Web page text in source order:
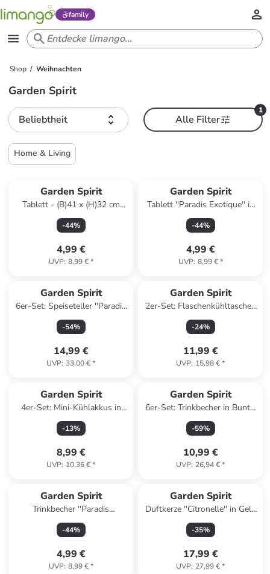
family
Shop Weihnachten
Garden Spirit
Beliebtheit
1
Alle Filter
Home & Living
Garden Spirit
Tablett - (B)41 x (H)32 cm
(Überraschungsprodukt)
-44%
4,99 €
UVP: 8,99 €*
Garden Spirit
Tablett ''Paradis Exotique'' in
Bunt - (L)41 x (B)32 cm
-44%
4,99 €
UVP: 8,99 €*
Garden Spirit
6er-Set: Speiseteller ''Paradis
Exotique'' in Bunt - Ø 26 cm
-54%
14,99 €
UVP: 33,00 €*
Garden Spirit
2er-Set: Flaschenkühltaschen
- (H)36 cm
(Überraschungsprodukt)
-24%
11,99 €
UVP: 15,98 €*
Garden Spirit
4er-Set: Mini-Kühlakkus in
Bunt - (L)10,5 x (B)6,5 cm
(Überraschungsprodukt)
-13%
8,99 €
UVP: 10,36 €*
Garden Spirit
6er-Set: Trinkbecher in Bunt -
250 ml
-59%
10,99 €
UVP: 26,94 €*
Garden Spirit
Trinkbecher ''Paradis
Exotique'' in Bunt - 450 ml
-44%
4,99 €
UVP: 8,99 €*
Garden Spirit
Duftkerze ''Citronelle'' in Gelb
- 760 g
(Überraschungsprodukt)
-35%
17,99 €
UVP: 27,99 €*